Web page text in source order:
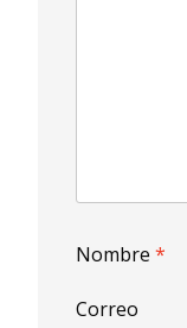
Nombre *
Correo